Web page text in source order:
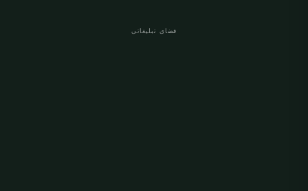
فضای تبلیغاتی